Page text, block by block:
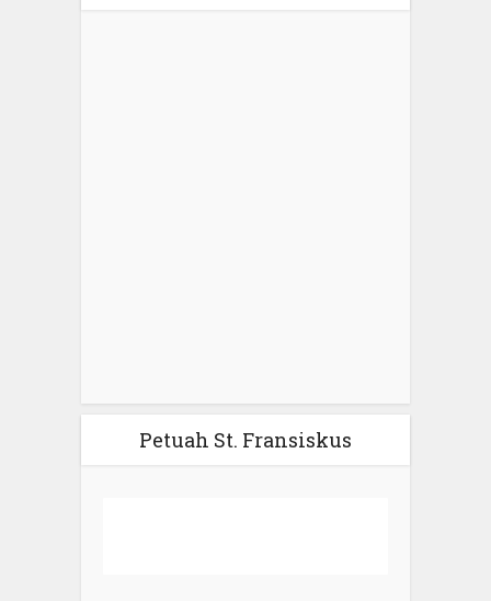
Petuah St. Fransiskus